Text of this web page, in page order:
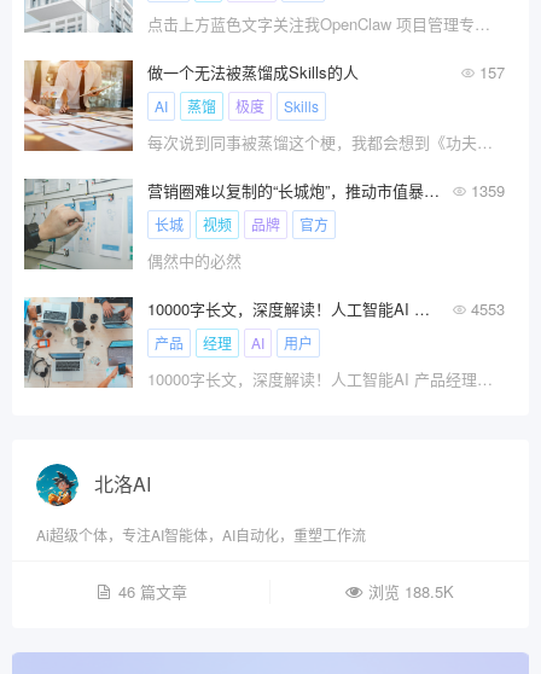
点击上方蓝色文字关注我OpenClaw 项目管理专业指南 · 第 3 章上一章装好 WorkBuddy 之后，
做一个无法被蒸馏成Skills的人 157
AI 蒸馏 极度 Skills
每次说到同事被蒸馏这个梗，我都会想到《功夫熊猫》里，天煞把其他功夫大师炼化成一块绿色小石头的画面……
营销圈难以复制的“长城炮”，推动市值暴涨200亿 1359
长城 视频 品牌 官方
偶然中的必然
10000字长文，深度解读！人工智能AI 产品经理与传统产品经理工作到底有什么不同？ 4553
产品 经理 AI 用户
10000字长文，深度解读！人工智能AI 产品经理与传统产品经理工作到底有什么不同？
北洛AI
Ai超级个体，专注AI智能体，AI自动化，重塑工作流
46 篇文章 浏览 188.5K